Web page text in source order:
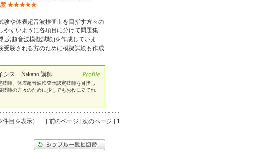
★★★★★
験や体表超音波検査士を目指す方々の
やすいように各項目に分けて問題集
房超音波模擬試験)を作成していま
受験される方のために模擬試験も作成
シス Nakano 講師
師、体表超音波検査士認定技師を目指し
師の方々のために少しでもお役に立てれ
目を表示） [ 前のページ | 次のページ ] 1